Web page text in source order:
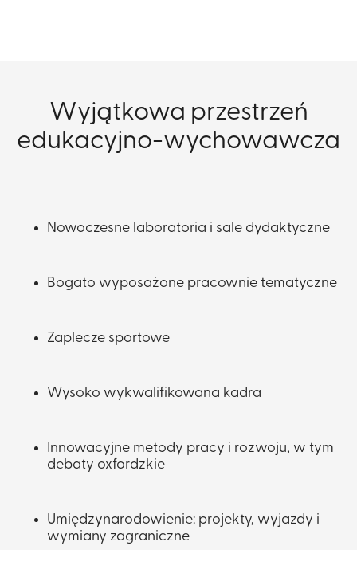
Wyjątkowa przestrzeń
edukacyjno-wychowawcza
Nowoczesne laboratoria i sale dydaktyczne
​​Bogato wyposażone ​pracownie tematyczne
​Zaplecze sportowe
Wysoko wykwalifikowana kadra
​​Innowacyjne metody pracy i rozwoju, w tym
debaty oxfordzkie
​Umiędzynarodowienie: projekty, wyjazdy i
wymiany zagraniczne​